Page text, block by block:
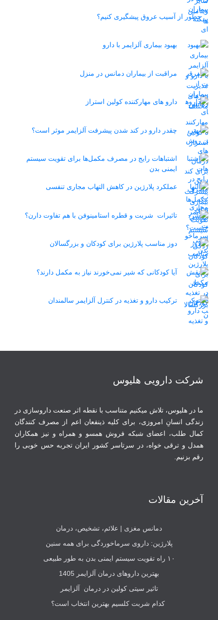
چطور از آسیب عروق پیشگیری کنیم؟
بهبود بیماری آلزایمر با دارو
مراقبت از بیماران دمانس در منزل
دارو های مهارکننده کولین استراز
چقدر دارو در کند شدن پیشرفت آلزایمر موثر است؟
اشتباهات رایج در مصرف مکمل‌ها برای تقویت سیستم
ایمنی بدن
عملکرد پلارژین در کاهش التهاب مجاری تنفسی
تاثیرات شربت و قطره استامینوفن با هم تفاوت دارن؟
دوز مناسب پلارژین برای کودکان و بزرگسالان
آیا کودکانی که شیر نمی‌خورند نیاز به مکمل دارند؟
ترکیب دارو و تغذیه در کنترل آلزایمر سالمندان
شرکت دارویی هلیوس
ما در هلیوس، تلاش می‏کنیم متناسب با نقطه‏ اثر صنعت داروسازی در
زندگی انسانِ امروزی، برای کلیه ذینفعان اعم از مصرف‏ کنندگان
‏کمال طلب، اعضای شبکه فروش همسو و همراه و نیز همکاران
همدل و ترقی‏ خواه، در سرتاسر کشور ایران تجربه حس خوبی را
رقم بزنیم.
آخرین مقالات
دمانس مغزی | علائم، تشخیص، درمان
پلارژین: داروی سرماخوردگی برای همه سنین
۱۰ راه تقویت سیستم ایمنی بدن به طور طبیعی
بهترین داروهای درمان آلزایمر 1405
تاثیر سیتی کولین در درمان آلزایمر
کدام شربت کلسیم بهترین انتخاب است؟